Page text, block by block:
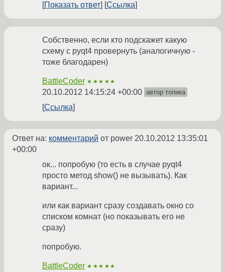
Показать ответ
Ссылка
Собственно, если кто подскажет какую
схему с pyqt4 провернуть (аналогичную -
тоже благодарен)
BattleCoder ★★★★★
20.10.2012 14:15:24 +00:00 автор топика
Ссылка
Ответ на: комментарий от power 20.10.2012 13:35:01
+00:00
ок... попробую (то есть в случае pyqt4
просто метод show() не вызывать). Как
вариант...
или как вариант сразу создавать окно со
списком комнат (но показывать его не
сразу)
попробую.
BattleCoder ★★★★★